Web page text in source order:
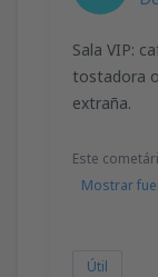
Sala VIP:
tostadora
extraña.
Este
Mostrar
Útil